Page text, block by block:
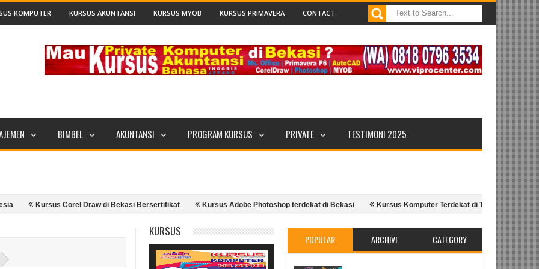
KOMPUTER KURSUS AKUNTANSI KURSUS MYOB KURSUS PRIMAVERA CONTACT
BIMBEL AKUNTANSI PROGRAM KURSUS PRIVATE TESTIMONI 2025
Kursus Corel Draw di Bekasi Bersertifikat Kursus Adobe Photoshop terdekat di Bekasi Kursus Komputer Terdekat di Tambun Selatan Tambun
RAHASIA BERSERAH DIRI DAN
POPULAR ARCHIVE CATEGORY
KURSUS